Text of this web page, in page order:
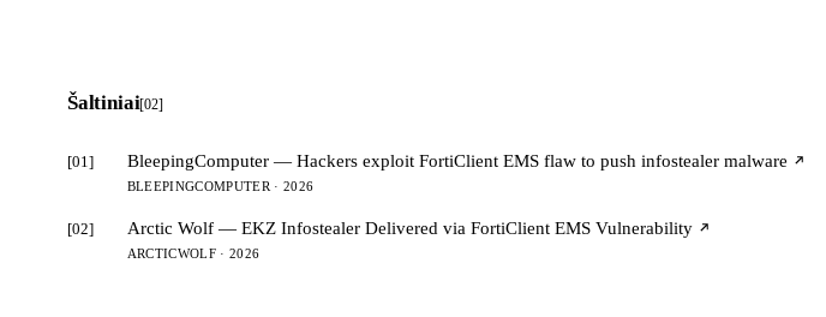
Šaltiniai[02]
[01] BleepingComputer — Hackers exploit FortiClient EMS flaw to push infostealer malware
BLEEPINGCOMPUTER · 2026
[02] Arctic Wolf — EKZ Infostealer Delivered via FortiClient EMS Vulnerability
ARCTICWOLF · 2026